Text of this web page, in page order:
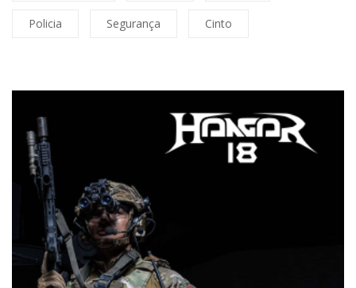
Policia Segurança Cinto